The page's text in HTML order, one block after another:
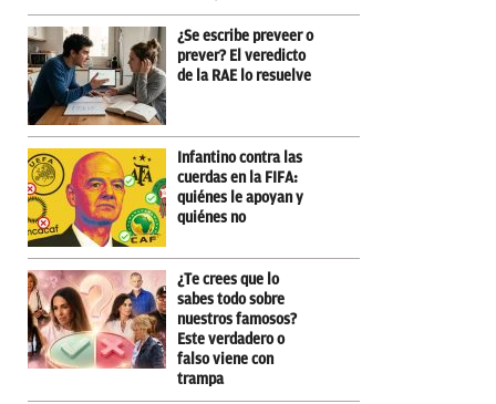
¿Se escribe preveer o
prever? El veredicto
de la RAE lo resuelve
Infantino contra las
cuerdas en la FIFA:
quiénes le apoyan y
quiénes no
¿Te crees que lo
sabes todo sobre
nuestros famosos?
Este verdadero o
falso viene con
trampa